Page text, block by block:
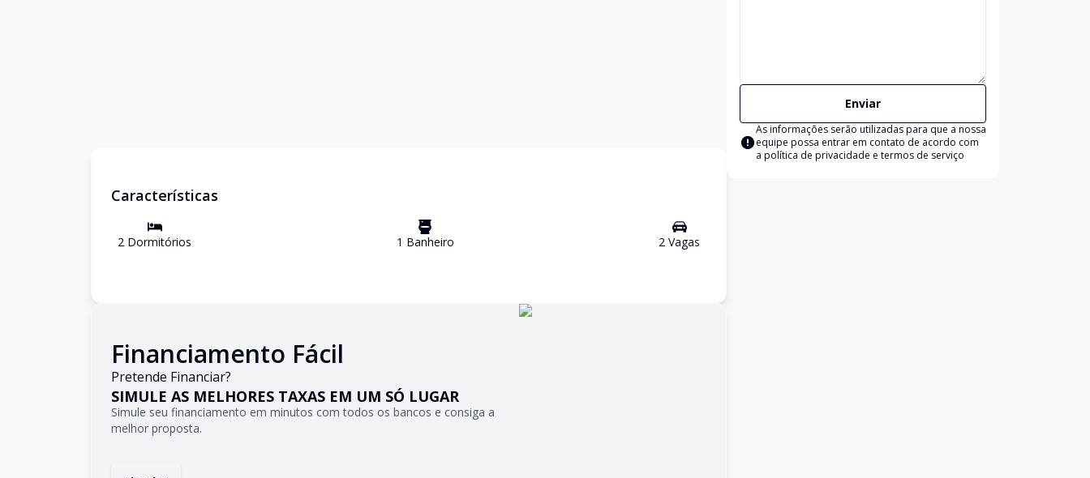
Características
2 Dormitórios 1 Banheiro 2 Vagas
Financiamento Fácil
Pretende Financiar?
SIMULE AS MELHORES TAXAS EM UM SÓ LUGAR
Simule seu financiamento em minutos com todos os bancos e consiga a
melhor proposta.
Enviar
As informações serão utilizadas para que a nossa
equipe possa entrar em contato de acordo com
a política de privacidade e termos de serviço